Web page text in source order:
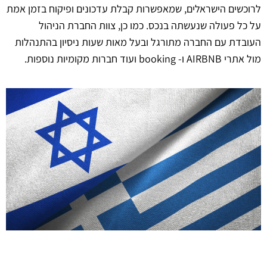
לרוכשים הישראלים, שמאפשרות קבלת עדכונים ופיקוח בזמן אמת
על כל פעולה שנעשתה בנכס. כמו כן, צוות החברת הניהול
העובדת עם החברה מתורגל ובעל מאות שעות ניסיון בהתנהלות
מול אתרי AIRBNB ו- booking ועוד חברות מקומיות נוספות.